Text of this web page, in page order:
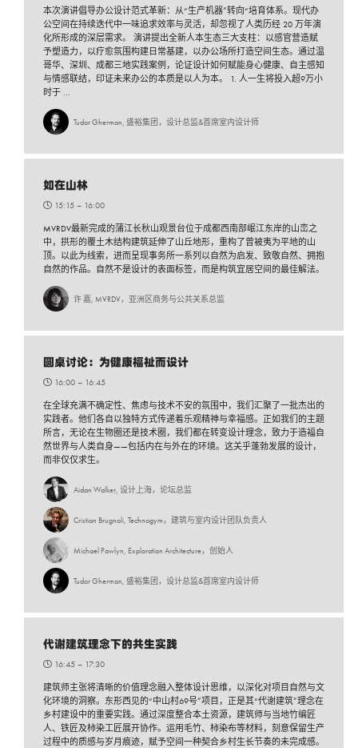
本次演讲倡导办公设计范式革新：从“生产机器”转向“培育体系。现代办
公空间在持续迭代中一味追求效率与灵活，却忽视了人类历经 20 万年演
化所形成的深层需求。 演讲提出全新人本生态三大支柱：以感官营造赋
予塑造力，以疗愈氛围构建日常基建，以办公场所打造空间生态。通过温
哥华、深圳、成都三地实践案例，论证设计如何赋能身心健康、自主感知
与情感联结，印证未来办公的本质是以人为本。 1. 人一生将投入超9万小
时于 ...
Tudor Gherman, 盛裕集团，设计总监&首席室内设计师
如在山林
15:15 – 16:00
MVRDV最新完成的蒲江长秋山观景台位于成都西南部岷江东岸的山峦之
中，拱形的覆土木结构建筑延伸了山丘地形，重构了曾被夷为平地的山
顶。以此为线索，进而呈现事务所一系列以自然为启发、致敬自然、拥抱
自然的作品。自然不是设计的表面标签，而是构筑宜居空间的最佳解法。
许 嘉, MVRDV，亚洲区商务与公共关系总监
圆桌讨论：为健康福祉而设计
16:00 – 16:45
在全球充满不确定性、焦虑与技术不安的氛围中，我们汇聚了一批杰出的
实践者。他们各自以独特方式传递着乐观精神与幸福感。正如我们的主题
所言，无论在生物圈还是技术圈，我们都在转变设计理念，致力于造福自
然世界与人类自身——包括内在与外在的环境。这关乎蓬勃发展的设计，
而非仅仅求生。
Aidan Walker, 设计上海，论坛总监
Cristian Brugnoli, Technogym，建筑与室内设计团队负责人
Michael Pawlyn, Exploration Architecture，创始人
Tudor Gherman, 盛裕集团，设计总监&首席室内设计师
代谢建筑理念下的共生实践
16:45 – 17:30
建筑师主张将清晰的价值理念融入整体设计思维，以深化对项目自然与文
化环境的洞察。东形西见的“中山村69号”项目，正是其“代谢建筑”理念在
乡村建设中的重要实践。通过深度整合本土资源，建筑师与当地竹编匠
人、铁匠及柿染工匠展开协作。运用毛竹、柿染布等材料，刻意保留生产
过程中的质感与岁月痕迹，赋予空间一种契合乡村生长节奏的未完成感。